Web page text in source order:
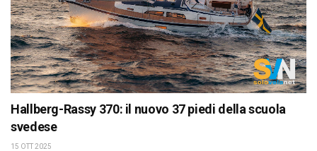
Hallberg-Rassy 370: il nuovo 37 piedi della scuola
svedese
15 OTT 2025